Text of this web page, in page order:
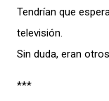
Tendrían que
televisión.
Sin duda, eran
***